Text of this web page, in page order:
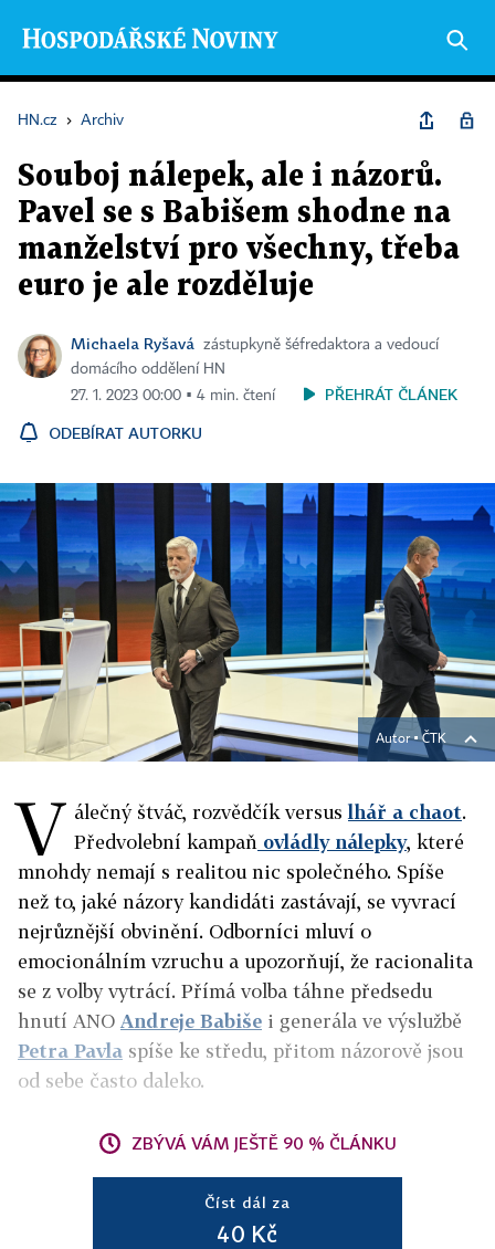
HN.cz › Archiv
Souboj nálepek, ale i názorů.
Pavel se s Babišem shodne na
manželství pro všechny, třeba
euro je ale rozděluje
Michaela Ryšavá
zástupkyně šéfredaktora a vedoucí
domácího oddělení HN
27. 1. 2023 00:00 ▪ 4 min. čtení
PŘEHRÁT ČLÁNEK
ODEBÍRAT AUTORKU
Autor ▪ČTK
V álečný štváč, rozvědčík versus lhář a chaot.
Předvolební kampaň ovládly nálepky, které
mnohdy nemají s realitou nic společného. Spíše
než to, jaké názory kandidáti zastávají, se vyvrací
nejrůznější obvinění. Odborníci mluví o
emocionálním vzruchu a upozorňují, že racionalita
se z volby vytrácí. Přímá volba táhne předsedu
hnutí ANO Andreje Babiše i generála ve výslužbě
Petra Pavla spíše ke středu, přitom názorově jsou
od sebe často daleko.
ZBÝVÁ VÁM JEŠTĚ 90 % ČLÁNKU
Číst dál za
40 Kč